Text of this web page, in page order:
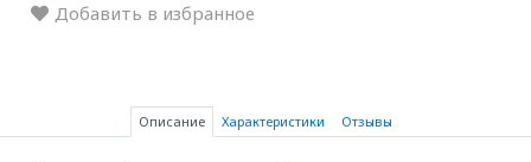
Добавить в избранное
Описание Характеристики Отзывы